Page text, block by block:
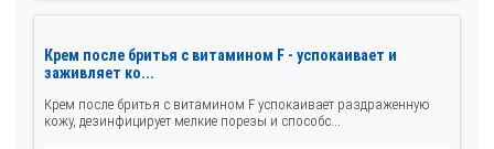
Крем после бритья с витамином F - успокаивает и
заживляет ко...
Крем после бритья с витамином F успокаивает раздраженную
кожу, дезинфицирует мелкие порезы и способс...